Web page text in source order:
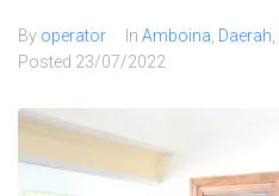
By operator In Amboina Daerah
Posted 23/07/2022